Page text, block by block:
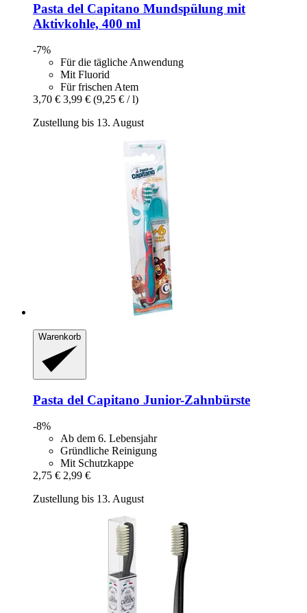
Pasta del Capitano Mundspülung mit
Aktivkohle, 400 ml
-7%
Für die tägliche Anwendung
Mit Fluorid
Für frischen Atem
3,70 € 3,99 € (9,25 € / l)
Zustellung bis 13. August
Warenkorb
Pasta del Capitano Junior-​Zahnbürste
-8%
Ab dem 6. Lebensjahr
Gründliche Reinigung
Mit Schutzkappe
2,75 € 2,99 €
Zustellung bis 13. August